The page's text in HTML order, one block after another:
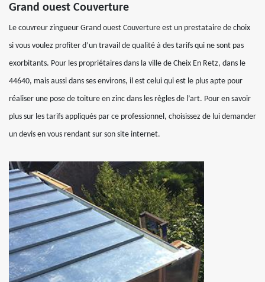
Grand ouest Couverture
Le couvreur zingueur Grand ouest Couverture est un prestataire de choix
si vous voulez profiter d’un travail de qualité à des tarifs qui ne sont pas
exorbitants. Pour les propriétaires dans la ville de Cheix En Retz, dans le
44640, mais aussi dans ses environs, il est celui qui est le plus apte pour
réaliser une pose de toiture en zinc dans les règles de l’art. Pour en savoir
plus sur les tarifs appliqués par ce professionnel, choisissez de lui demander
un devis en vous rendant sur son site internet.